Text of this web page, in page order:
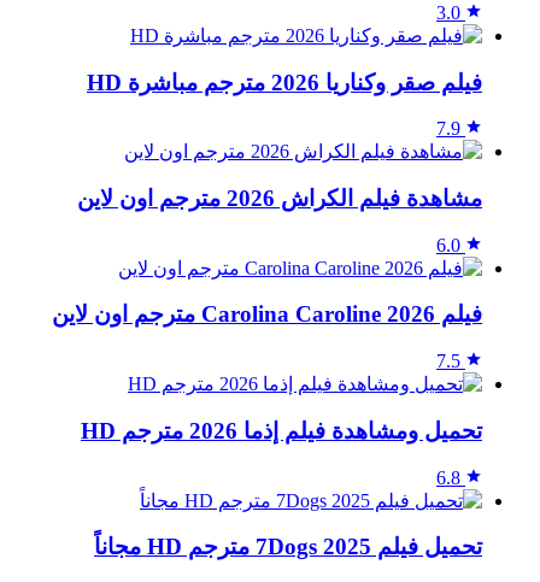
3.0
فيلم صقر وكناريا 2026 مترجم مباشرة HD
7.9
مشاهدة فيلم الكراش 2026 مترجم اون لاين
6.0
فيلم Carolina Caroline 2026 مترجم اون لاين
7.5
تحميل ومشاهدة فيلم إذما 2026 مترجم HD
6.8
تحميل فيلم 7Dogs 2025 مترجم HD مجاناً